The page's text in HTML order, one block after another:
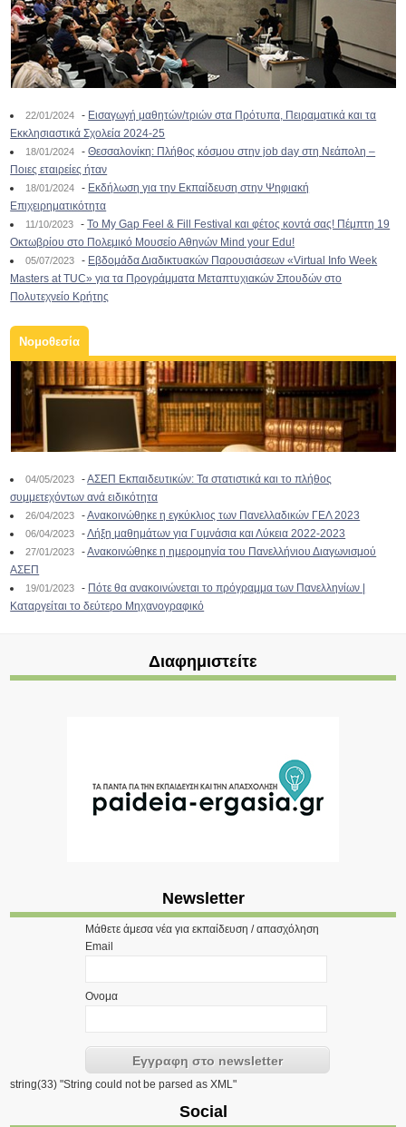
22/01/2024 - Εισαγωγή μαθητών/τριών στα Πρότυπα, Πειραματικά και τα
Εκκλησιαστικά Σχολεία 2024-25
18/01/2024 -Θεσσαλονίκη: Πλήθος κόσμου στην job day στη Νεάπολη –
Ποιες εταιρείες ήταν
18/01/2024 - Εκδήλωση για την Εκπαίδευση στην Ψηφιακή
Επιχειρηματικότητα
11/10/2023 -To My Gap Feel & Fill Festival και φέτος κοντά σας! Πέμπτη 19
Οκτωβρίου στο Πολεμικό Μουσείο Αθηνών Mind your Edu!
05/07/2023 - Εβδομάδα Διαδικτυακών Παρουσιάσεων «Virtual Info Week
Masters at TUC» για τα Προγράμματα Μεταπτυχιακών Σπουδών στο
Πολυτεχνείο Κρήτης
Νομοθεσία
04/05/2023 -ΑΣΕΠ Εκπαιδευτικών: Τα στατιστικά και το πλήθος
συμμετεχόντων ανά ειδικότητα
26/04/2023 -Ανακοινώθηκε η εγκύκλιος των Πανελλαδικών ΓΕΛ 2023
06/04/2023 -Λήξη μαθημάτων για Γυμνάσια και Λύκεια 2022-2023
27/01/2023 -Ανακοινώθηκε η ημερομηνία του Πανελλήνιου Διαγωνισμού
ΑΣΕΠ
19/01/2023 - Πότε θα ανακοινώνεται το πρόγραμμα των Πανελληνίων |
Καταργείται το δεύτερο Μηχανογραφικό
Διαφημιστείτε
Newsletter
Μάθετε άμεσα νέα για εκπαίδευση / απασχόληση
Email
Ονομα
string(33) "String could not be parsed as XML"
Social